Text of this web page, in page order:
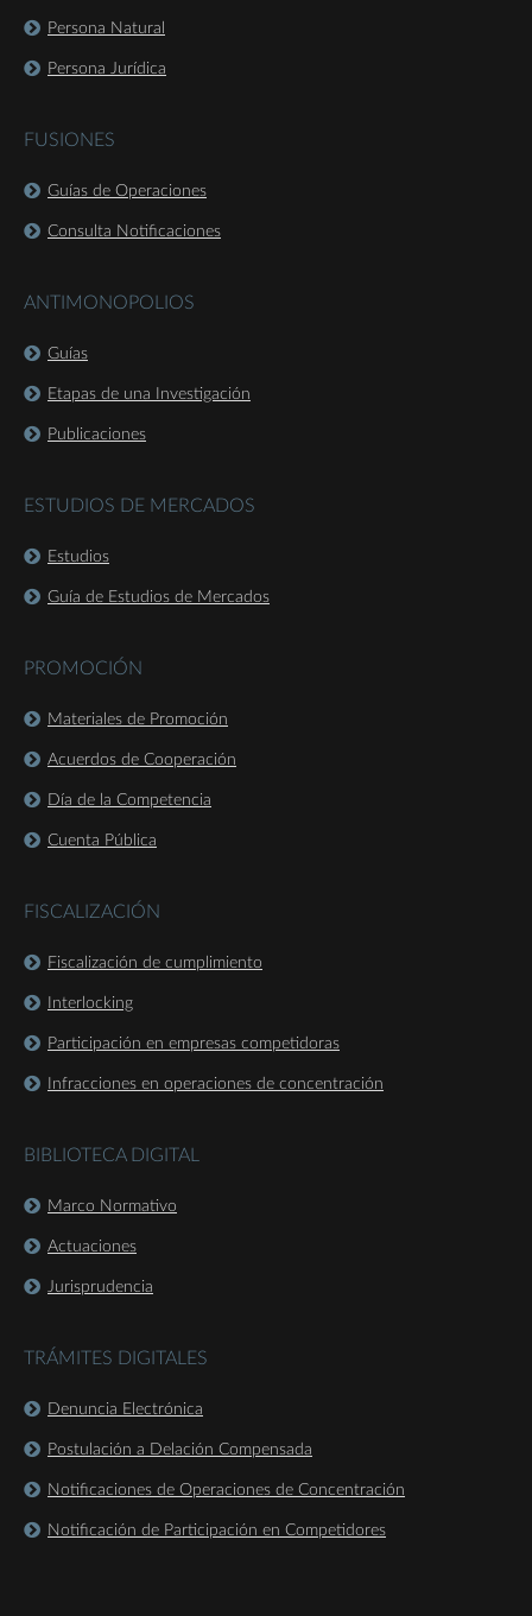
Persona Natural
Persona Jurídica
FUSIONES
Guías de Operaciones
Consulta Notificaciones
ANTIMONOPOLIOS
Guías
Etapas de una Investigación
Publicaciones
ESTUDIOS DE MERCADOS
Estudios
Guía de Estudios de Mercados
PROMOCIÓN
Materiales de Promoción
Acuerdos de Cooperación
Día de la Competencia
Cuenta Pública
FISCALIZACIÓN
Fiscalización de cumplimiento
Interlocking
Participación en empresas competidoras
Infracciones en operaciones de concentración
BIBLIOTECA DIGITAL
Marco Normativo
Actuaciones
Jurisprudencia
TRÁMITES DIGITALES
Denuncia Electrónica
Postulación a Delación Compensada
Notificaciones de Operaciones de Concentración
Notificación de Participación en Competidores